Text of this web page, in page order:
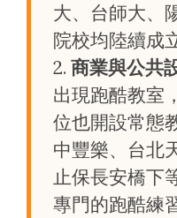
大、台師大、
院校均陸續成
2. 商業與公共
出現跑酷教室
位也開設常態
中豐樂、台北
止保長安橋下
專門的跑酷練